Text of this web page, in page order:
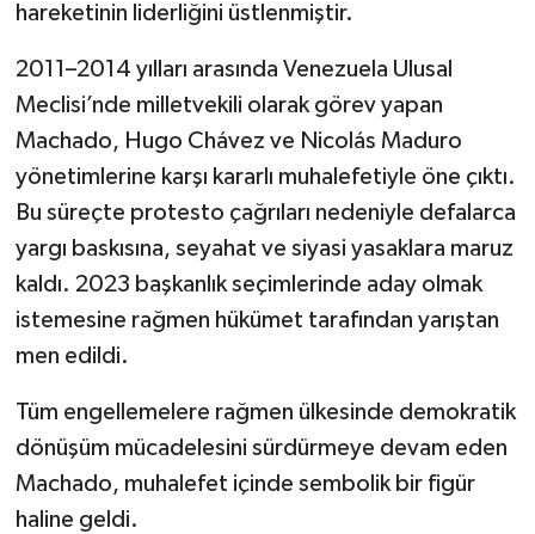
hareketinin liderliğini üstlenmiştir.
2011–2014 yılları arasında Venezuela Ulusal
Meclisi’nde milletvekili olarak görev yapan
Machado, Hugo Chávez ve Nicolás Maduro
yönetimlerine karşı kararlı muhalefetiyle öne çıktı.
Bu süreçte protesto çağrıları nedeniyle defalarca
yargı baskısına, seyahat ve siyasi yasaklara maruz
kaldı. 2023 başkanlık seçimlerinde aday olmak
istemesine rağmen hükümet tarafından yarıştan
men edildi.
Tüm engellemelere rağmen ülkesinde demokratik
dönüşüm mücadelesini sürdürmeye devam eden
Machado, muhalefet içinde sembolik bir figür
haline geldi.